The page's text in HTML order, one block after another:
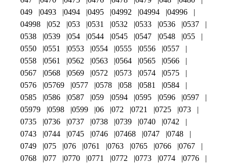
049
0493 0494 0495 04992 04994
04996
04998
052 053 0531 0532 0533 0536
0537
0538
0539 054 0544 0545 0547 0548
055
0550
0551 0553 0554 0555 0556
0557
0558
0561 0562 0563 0564 0565
0566
0567
0568 0569 0572 0573 0574
0575
0576
05769 0577 0578 058 0581
0584
0585
0586 0587 059 0594 0595 0596
0597
05979
0598 0599 06 072 0721 0725
073
0735
0736 0737 0738 0739 0740
0742
0743
0744 0745 0746 07468 0747
0748
0749
075 076 0761 0763 0765 0766
0767
0768
077 0770 0771 0772 0773 0774
0776